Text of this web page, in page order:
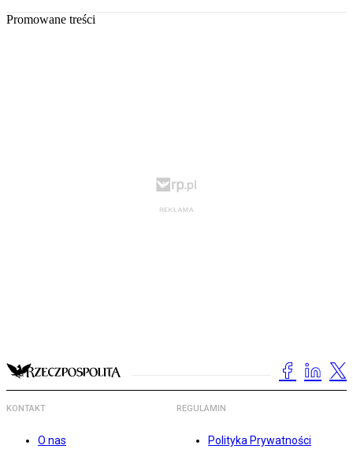
Promowane treści
KONTAKT
O nas
REGULAMIN
Polityka Prywatności